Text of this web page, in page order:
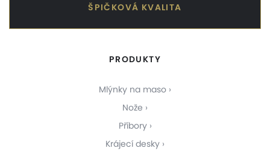
ŠPIČKOVÁ KVALITA
PRODUKTY
Mlýnky na maso
Nože
Příbory
Krájecí desky